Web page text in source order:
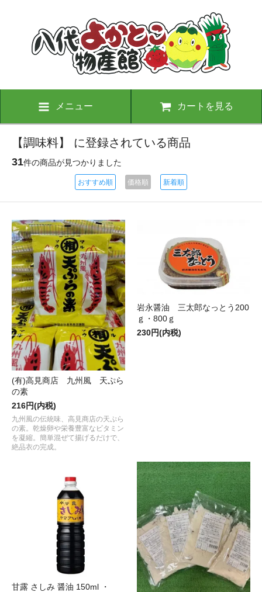
メニュー カートを見る
【調味料】 に登録されている商品
31件の商品が見つかりました
おすすめ順 価格順 新着順
(有)高見商店 九州風 天ぷら
の素
216円(内税)
九州風の伝統味、高見商店の天ぷら
の素。乾燥卵や栄養豊富なビタミン
を凝縮。簡単混ぜて揚げるだけで、
絶品衣の完成。
岩永醤油 三太郎なっとう200
ｇ・800ｇ
230円(内税)
甘露 さしみ 醤油 150ml ・